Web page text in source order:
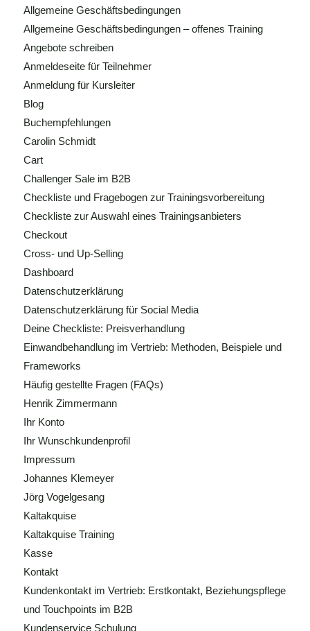
Allgemeine Geschäftsbedingungen
Allgemeine Geschäftsbedingungen – offenes Training
Angebote schreiben
Anmeldeseite für Teilnehmer
Anmeldung für Kursleiter
Blog
Buchempfehlungen
Carolin Schmidt
Cart
Challenger Sale im B2B
Checkliste und Fragebogen zur Trainingsvorbereitung
Checkliste zur Auswahl eines Trainingsanbieters
Checkout
Cross- und Up-Selling
Dashboard
Datenschutzerklärung
Datenschutzerklärung für Social Media
Deine Checkliste: Preisverhandlung
Einwandbehandlung im Vertrieb: Methoden, Beispiele und
Frameworks
Häufig gestellte Fragen (FAQs)
Henrik Zimmermann
Ihr Konto
Ihr Wunschkundenprofil
Impressum
Johannes Klemeyer
Jörg Vogelgesang
Kaltakquise
Kaltakquise Training
Kasse
Kontakt
Kundenkontakt im Vertrieb: Erstkontakt, Beziehungspflege
und Touchpoints im B2B
Kundenservice Schulung